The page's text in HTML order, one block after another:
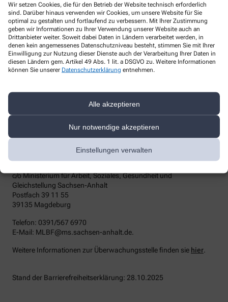
Wir setzen Cookies, die für den Betrieb der Website technisch erforderlich
sind. Darüber hinaus verwenden wir Cookies, um unsere Website für Sie
optimal zu gestalten und fortlaufend zu verbessern. Mit Ihrer Zustimmung
geben wir Informationen zu Ihrer Verwendung unserer Website auch an
Drittanbieter weiter. Soweit dabei Daten in Ländern verarbeitet werden, in
denen kein angemessenes Datenschutzniveau besteht, stimmen Sie mit Ihrer
Einwilligung zur Nutzung dieser Dienste auch der Verarbeitung Ihrer Daten in
diesen Ländern gem. Artikel 49 Abs. 1 lit. a DSGVO zu. Weitere Informationen
können Sie unserer Datenschutzerklärung entnehmen.
Alle akzeptieren
Nur notwendige akzeptieren
Einstellungen verwalten
Telefon: +49-7264 /2 08 10 01
Telefax: +49-7264/2084031
Postanschrift: Raiffeisenstraße 1 74906 Bad Rappenau
Durchsetzungsverfahren und
Marktüberwachungsbehörde
die zuständige Durchsetzungsstelle wenden. Die
machen. Sie können sich auch an die
Marktüberwachungsbehörde wenden:
MLBF - Marktüberwachungsstelle der Länder für die
c/o Ministerium für Arbeit, Soziales, Gesundheit und
Gleichstellung Sachsen-Anhalt
Postfach 39 11 55
39135 Magdeburg
Telefon: 0391/567 6970
E-​Mail: MLBF@ms.sachsen-​anhalt.de.
Weitere Informationen zur Überwachungsstelle finden sie hier
Stand der Barrierefreiheitserklärung: 28.10.2025